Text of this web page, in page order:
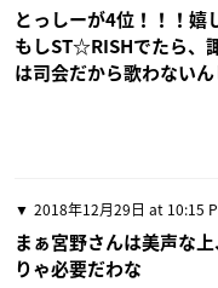
とっしーが4位！！！
もしST☆RISHでたら、
は司会だから歌わない
2018年12月29日 at 10:15
まぁ宮野さんは美声な
りゃ必要だわな